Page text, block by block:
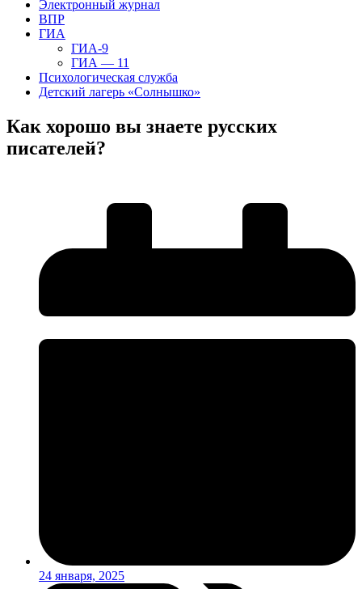
Электронный журнал
ВПР
ГИА
ГИА-9
ГИА — 11
Психологическая служба
Детский лагерь «Солнышко»
Как хорошо вы знаете русских
писателей?
24 января, 2025